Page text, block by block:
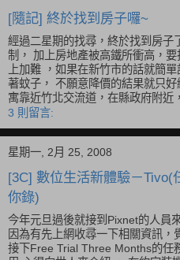
[隨記] 終於找到房子囉~
經過二星期的找尋，終於找到房子
制， 加上房地產被高鐵所衝高，
上加難 ，如果在新竹市的話就簡
著蚊子， 不願意降價的結果就只
寓靠近竹北交流道，在縣政府附近
3 則留言:
星期一, 2月 25, 2008
[3C] 數位生活新體驗－Tivo(
你錄)
今年元旦過後就接到Pixnet的人員
因為有先上網收尋一下相關資訊
接下Free Trial Three Months的任